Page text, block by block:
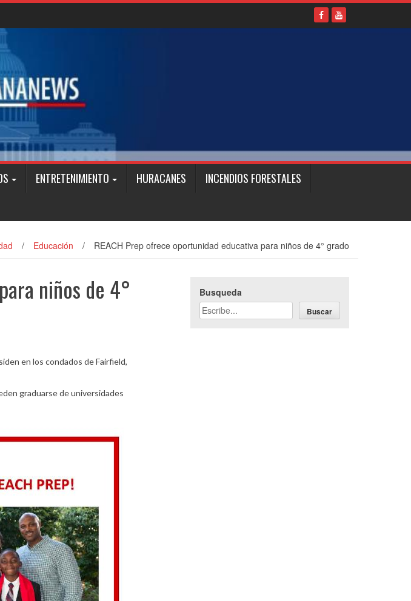
ENTRETENIMIENTO HURACANES
INCENDIOS FORESTALES
/ Educación / REACH Prep ofrece oportunidad educativa para niños de 4° grado
niños de 4°
en los condados de Fairfield,
graduarse de universidades
Busqueda
Buscar